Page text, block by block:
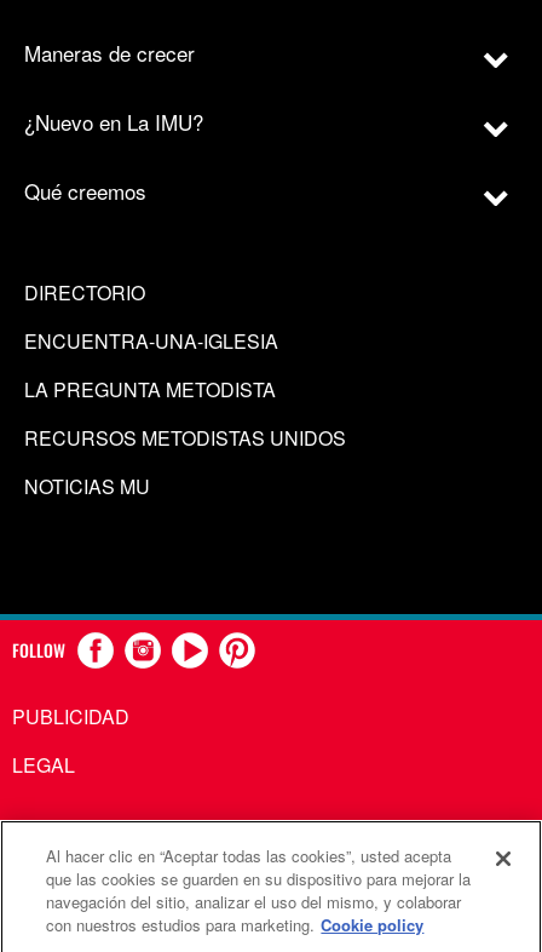
Maneras de crecer
¿Nuevo en La IMU?
Qué creemos
DIRECTORIO
ENCUENTRA-UNA-IGLESIA
LA PREGUNTA METODISTA
RECURSOS METODISTAS UNIDOS
NOTICIAS MU
FOLLOW
PUBLICIDAD
LEGAL
Comunicaciones Metodistas Unidas es una agencia de la
Iglesia Metodista Unida
©2026Comunicaciones Metodistas Unidas. Reservados
Al hacer clic en “Aceptar todas las cookies”, usted acepta
que las cookies se guarden en su dispositivo para mejorar la
navegación del sitio, analizar el uso del mismo, y colaborar
con nuestros estudios para marketing. Cookie policy